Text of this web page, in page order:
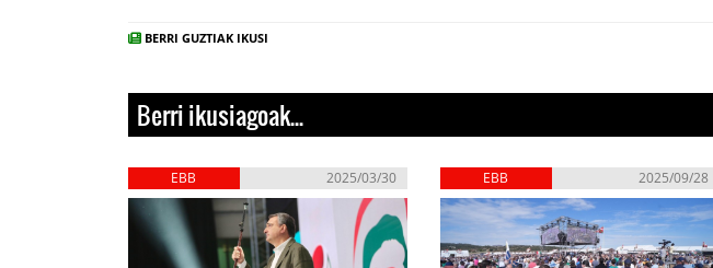
BERRI GUZTIAK IKUSI
Berri ikusiagoak...
EBB 2025/03/30 EBB 2025/09/28